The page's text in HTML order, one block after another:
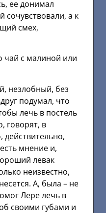
ее донимал
сочувствовали, а к
смех,
чай с малиной или
незлобный, без
подумал, что
лечь в постель
говорят, в
действительно,
мнение и,
левак
неизвестно,
А, была – не
Лере лечь в
своими губами и